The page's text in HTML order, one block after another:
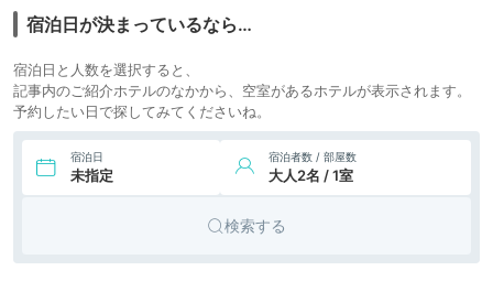
7.アクトホテル六本木
8.オークウッドプレミ
ア東京
icotto
アパート
宿泊日が決まっているなら…
宿泊日と人数を選択すると、
記事内のご紹介ホテルのなかから、空室があるホテルが表示されます。
予約したい日で探してみてくださいね。
宿泊日
未指定
宿泊者数 / 部屋数
大人2名 / 1室
検索する